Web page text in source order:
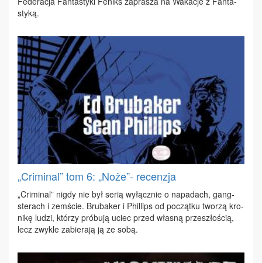
sty­ką.
„Criminal” tom 6: „Noże”- recenzja
„Cri­mi­nal” ni­g­dy nie był se­rią wy­łącz­nie o na­pa­dach, gang­
ste­rach i ze­mście. Bru­ba­ker i Phil­lips od po­cząt­ku two­rzą kro­
ni­kę lu­dzi, któ­rzy pró­bu­ją uciec przed wła­sną prze­szło­ścią,
lecz zwy­kle za­bie­ra­ją ją ze so­bą.